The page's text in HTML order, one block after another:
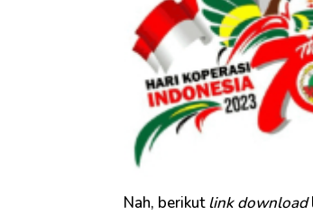
Nah, berikutlink download